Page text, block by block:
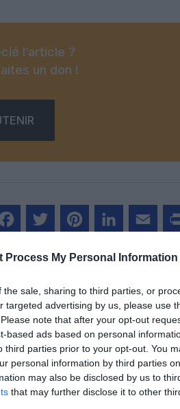
Process My Personal Information
the sale, sharing to third parties, or
targeted advertising by us, please use
note that after your opt-out
based ads based on personal
third parties prior to your opt-out. You
personal information by third parties
may also be disclosed by us to
that may further disclose it to other
l’article ?
un don !
22 juin 2011 - 18 h 17
par contre plus
cette ligne Bratislava-
mentionnée dans